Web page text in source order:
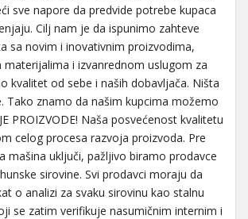
sve napore da predvide potrebe kupaca
Cilj nam je da ispunimo zahteve
sa novim i inovativnim proizvodima,
i izvanrednom uslugom za
kvalitet od sebe i naših dobavljača. Ništa
Tako znamo da našim kupcima možemo
PROIZVODE! Naša posvećenost kvalitetu
celog procesa razvoja proizvoda. Pre
mašina uključi, pažljivo biramo prodavce
sirovine. Svi prodavci moraju da
o analizi za svaku sirovinu kao stalnu
se zatim verifikuje nasumičnim internim i